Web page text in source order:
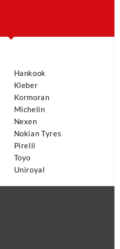
Hankook
Kleber
Kormoran
Michelin
Nexen
Nokian Tyres
Pirelli
Toyo
Uniroyal